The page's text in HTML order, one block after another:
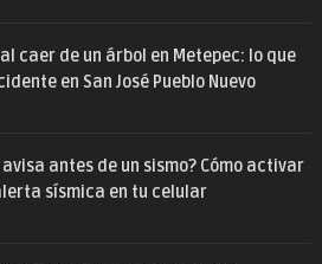
caer de un árbol en Metepec: lo que
en San José Pueblo Nuevo
antes de un sismo? Cómo activar
sísmica en tu celular